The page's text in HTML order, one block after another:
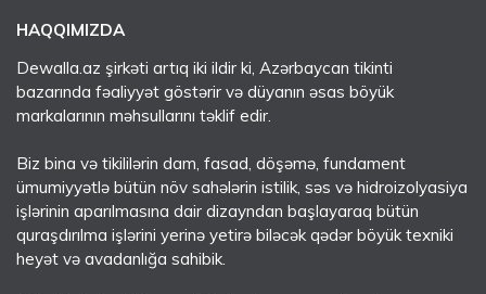
HAQQIMIZDA
Dewalla.az şirkəti artıq iki ildir ki, Azərbaycan tikinti
bazarında fəaliyyət göstərir və düyanın əsas böyük
markalarının məhsullarını təklif edir.
Biz bina və tikililərin dam, fasad, döşəmə, fundament
ümumiyyətlə bütün növ sahələrin istilik, səs və hidroizolyasiya
işlərinin aparılmasına dair dizayndan başlayaraq bütün
quraşdırılma işlərini yerinə yetirə biləcək qədər böyük texniki
heyət və avadanlığa sahibik.